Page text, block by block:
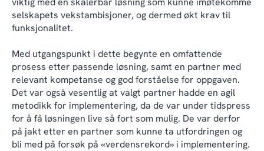
selskapets vekstambisjoner, og dermed økt krav til
funksjonalitet.
Med utgangspunkt i dette begynte en omfattende
prosess etter passende løsning, samt en partner med
relevant kompetanse og god forståelse for oppgaven.
Det var også vesentlig at valgt partner hadde en agil
metodikk for implementering, da de var under tidspress
for å få løsningen live så fort som mulig. De var derfor
på jakt etter en partner som kunne ta utfordringen og
bli med på forsøk på «verdensrekord» i implementering.